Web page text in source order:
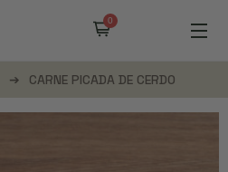
CARNE PICADA DE CERDO